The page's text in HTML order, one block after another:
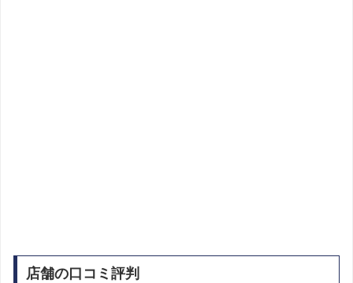
店舗の口コミ評判